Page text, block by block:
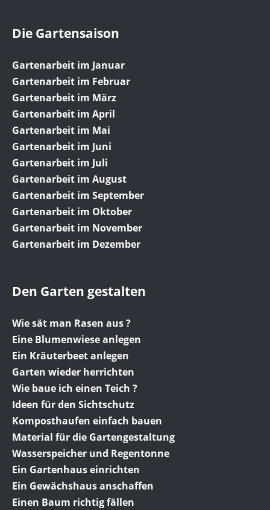
Die Gartensaison
Gartenarbeit im Januar
Gartenarbeit im Februar
Gartenarbeit im März
Gartenarbeit im April
Gartenarbeit im Mai
Gartenarbeit im Juni
Gartenarbeit im Juli
Gartenarbeit im August
Gartenarbeit im September
Gartenarbeit im Oktober
Gartenarbeit im November
Gartenarbeit im Dezember
Den Garten gestalten
Wie sät man Rasen aus ?
Eine Blumenwiese anlegen
Ein Kräuterbeet anlegen
Garten wieder herrichten
Wie baue ich einen Teich ?
Ideen für den Sichtschutz
Komposthaufen einfach bauen
Material für die Gartengestaltung
Wasserspeicher und Regentonne
Ein Gartenhaus einrichten
Ein Gewächshaus anschaffen
Einen Baum richtig fällen